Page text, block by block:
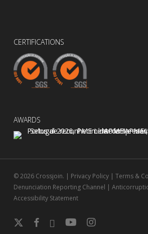
CERTIFICATIONS
AWARDS
© 2026 Crossjoin. | Privacy Policy| Terms &
Denunciation Reporting Channel |
Accessibility Statement
x-
facebooklinkedinyoutubeinstagram